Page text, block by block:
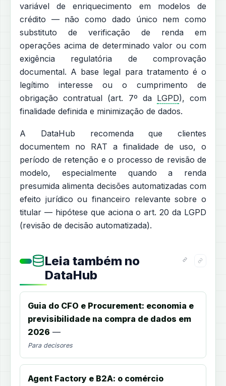
variável de enriquecimento em modelos de
crédito — não como dado único nem como
substituto de verificação de renda em
operações acima de determinado valor ou com
exigência regulatória de comprovação
documental. A base legal para tratamento é o
legítimo interesse ou o cumprimento de
obrigação contratual (art. 7º da LGPD), com
finalidade definida e minimização de dados.
A DataHub recomenda que clientes
documentem no RAT a finalidade de uso, o
período de retenção e o processo de revisão de
modelo, especialmente quando a renda
presumida alimenta decisões automatizadas com
efeito jurídico ou financeiro relevante sobre o
titular — hipótese que aciona o art. 20 da LGPD
(revisão de decisão automatizada).
Leia também no
DataHub
Guia do CFO e Procurement: economia e
previsibilidade na compra de dados em
2026 —
Para decisores
Agent Factory e B2A: o comércio